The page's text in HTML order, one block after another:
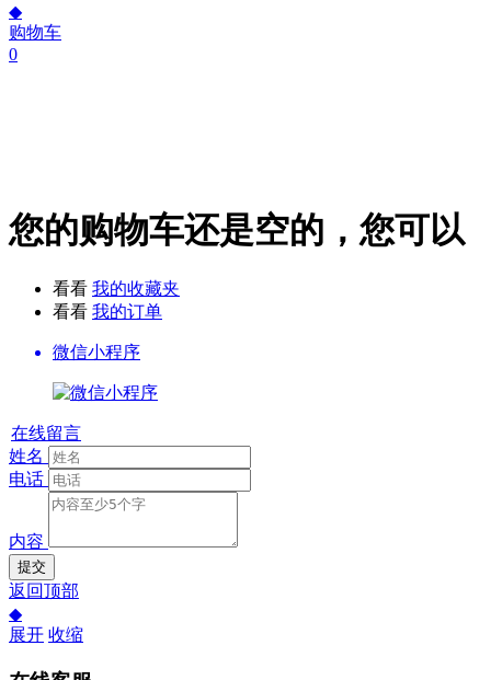
◆
购物车
0
您的购物车还是空的，您可以
看看 我的收藏夹
看看 我的订单
微信小程序
在线留言
姓名
电话
内容
提交
返回顶部
◆
展开 收缩